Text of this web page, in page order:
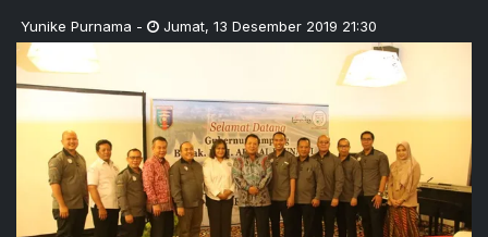
Yunike Purnama - Jumat, 13 Desember 2019 21:30